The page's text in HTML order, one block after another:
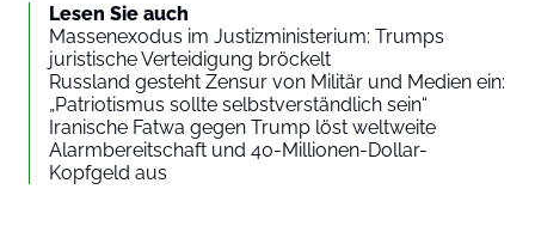
Lesen Sie auch
Massenexodus im Justizministerium: Trumps
juristische Verteidigung bröckelt
Russland gesteht Zensur von Militär und Medien ein:
„Patriotismus sollte selbstverständlich sein“
Iranische Fatwa gegen Trump löst weltweite
Alarmbereitschaft und 40-Millionen-Dollar-
Kopfgeld aus